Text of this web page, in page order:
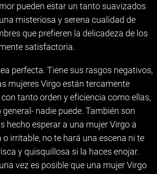
pueden estar un tanto suavizados
misteriosa y serena cualidad de
que prefieren la delicadeza de los
satisfactoria.
perfecta. Tiene sus rasgos negativos,
mujeres Virgo están tercamente
tanto orden y eficiencia como ellas,
nadie puede. También son
hecho esperar a una mujer Virgo a
irritable, no te hará una escena ni te
y quisquillosa si la haces enojar.
vez es posible que una mujer Virgo